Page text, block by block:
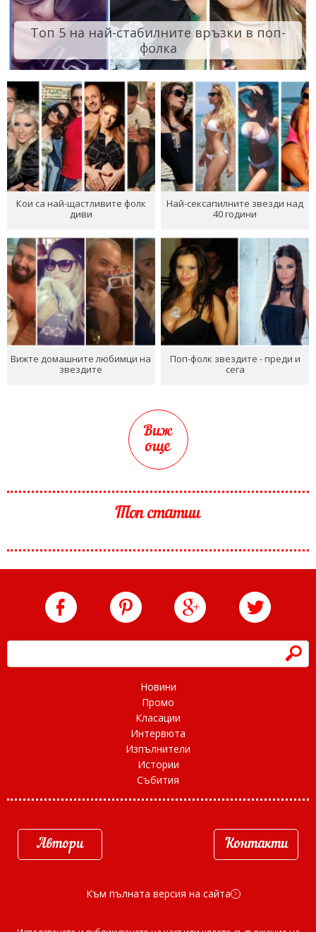
Топ 5 на най-стабилните връзки в поп-
фолка
Кои са най-щастливите фолк
диви
Най-сексапилните звезди над
40 години
Вижте домашните любимци на
звездите
Поп-фолк звездите - преди и
сега
Виж
още
Топ статии
h
Новини
Промо
Класации
Интервюта
Изпълнители
Истории
Събития
Автори Контакти
Към пълната версия на сайта d